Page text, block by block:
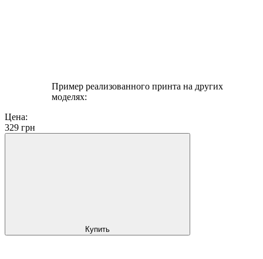
Пример реализованного принта на других
моделях:
Цена:
329 грн
Купить